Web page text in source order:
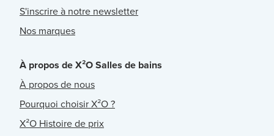
S'inscrire à notre newsletter
Nos marques
À propos de X²O Salles de bains
À propos de nous
Pourquoi choisir X²O ?
X²O Histoire de prix